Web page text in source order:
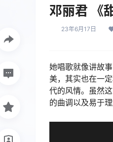
邓丽君 《
23年6月17日
她唱歌就像讲故
美，其实也在一
代的风情。虽然
的曲调以及易于